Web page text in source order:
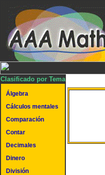
Clasificado por Tema
Álgebra
Cálculos mentales
Comparación
Contar
Decimales
Dinero
División